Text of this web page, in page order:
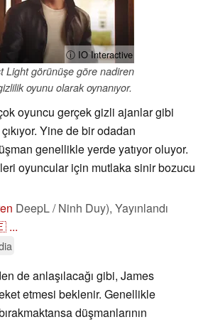
ⓘ IO Interactive
Light görünüşe göre nadiren
oyunu olarak oynanıyor.
oyuncu gerçek gizli ajanlar gibi
Yine de bir odadan
genellikle yerde yatıyor oluyor.
oyuncular için mutlaka sinir bozucu
DeepL / Ninh Duy), Yayınlandı
...
de anlaşılacağı gibi, James
etmesi beklenir. Genellikle
düşmanlarının